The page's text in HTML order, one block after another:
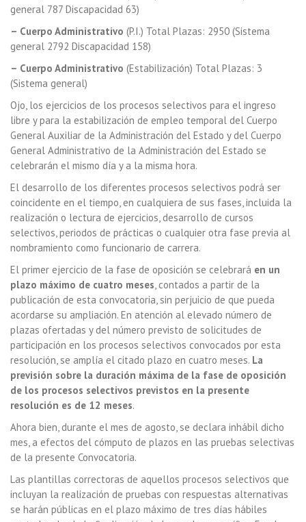
general 787 Discapacidad 63)
– Cuerpo Administrativo (P.I.) Total Plazas: 2950 (Sistema
general 2792 Discapacidad 158)
– Cuerpo Administrativo (Estabilización) Total Plazas: 3
(Sistema general)
Ojo, los ejercicios de los procesos selectivos para el ingreso
libre y para la estabilización de empleo temporal del Cuerpo
General Auxiliar de la Administración del Estado y del Cuerpo
General Administrativo de la Administración del Estado se
celebrarán el mismo día y a la misma hora.
El desarrollo de los diferentes procesos selectivos podrá ser
coincidente en el tiempo, en cualquiera de sus fases, incluida la
realización o lectura de ejercicios, desarrollo de cursos
selectivos, periodos de prácticas o cualquier otra fase previa al
nombramiento como funcionario de carrera.
El primer ejercicio de la fase de oposición se celebrará en un
plazo máximo de cuatro meses , contados a partir de la
publicación de esta convocatoria, sin perjuicio de que pueda
acordarse su ampliación. En atención al elevado número de
plazas ofertadas y del número previsto de solicitudes de
participación en los procesos selectivos convocados por esta
resolución, se amplía el citado plazo en cuatro meses. La
previsión sobre la duración máxima de la fase de oposición
de los procesos selectivos previstos en la presente
resolución es de 12 meses.
Ahora bien, durante el mes de agosto, se declara inhábil dicho
mes, a efectos del cómputo de plazos en las pruebas selectivas
de la presente Convocatoria.
Las plantillas correctoras de aquellos procesos selectivos que
incluyan la realización de pruebas con respuestas alternativas
se harán públicas en el plazo máximo de tres días hábiles